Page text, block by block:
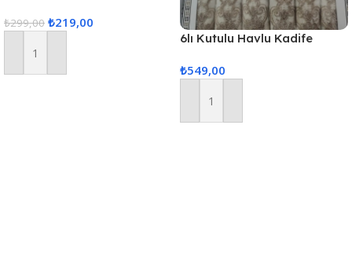
Hurcu
₺299,00 ₺219,00
Sepete Ekle
6lı Kutulu Havlu Kadife
₺549,00
Sepete Ekle